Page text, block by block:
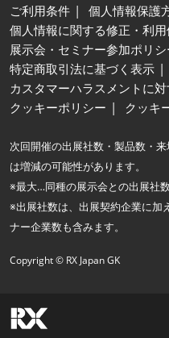
ご利用条件
個人情報保護
個人情報に関する修正・利
展示会・セミナー参加ポリシ
特定商取引法に基づく表示
カスタマーハラスメントに
クッキーポリシー
クッキ
次回開催の出展社数・製品数・
は増減の可能性があります。
※最大…同種の展示会との出展社
※出展社数は、出展契約企業に加
ナー企業数も含みます。
Copyright © RX Japan GK